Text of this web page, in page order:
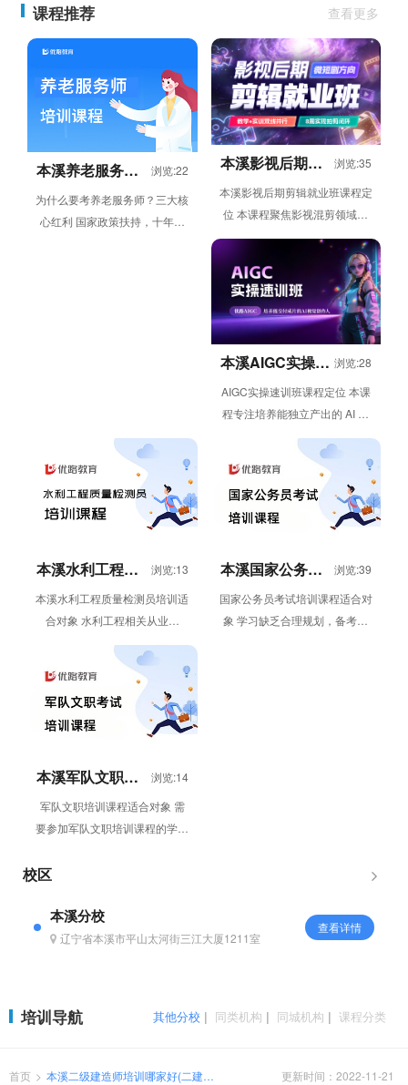
课程推荐 查看更多
本溪养老服务师
浏览:22
为什么要考养老服务师？三大核
心红利 国家政策扶持，十年黄
本溪影视后期剪
浏览:35
本溪影视后期剪辑就业班课程定
位 本课程聚焦影视混剪领域的
视频剪辑需求，采用教学 + 实
训双线并行模式，通过 8 ...
本溪AIGC实操速 浏览:28
AIGC实操速训班课程定位 本课
程专注培养能独立产出的 AI 短
视频创作人才，依托 6 周线上
灵活学习模式，帮助学员从...
本溪水利工程质
浏览:13
本溪水利工程质量检测员培训适
合对象 水利工程相关从业者
（检测、施工、监理、建设等单
位人员）；需要考取水利工程质
量检测员...
本溪国家公务员
浏览:39
国家公务员考试培训课程适合对
象 学习缺乏合理规划，备考迷
本溪军队文职培
浏览:14
军队文职培训课程适合对象 需
要参加军队文职培训课程的学员
校区
本溪分校
辽宁省本溪市平山太河街三江大厦1211室
查看详情
其他分校 | 同类机构 | 同城机构 | 课程分类
培训导航
首页 > 本溪二级建造师培训哪家好(二建课 更新时间：2022-11-21